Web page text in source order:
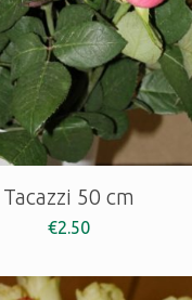
Tacazzi 50 cm
€2.50